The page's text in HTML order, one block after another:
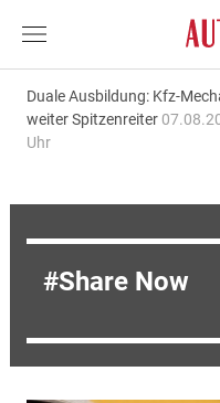
Duale Ausbildung: Kfz-
weiter Spitzenreiter
Uhr
Share Now